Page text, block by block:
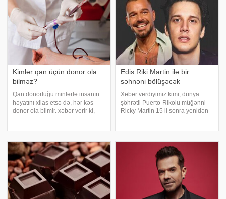
Kimlər qan üçün donor ola
bilməz?
Qan donorluğu minlərlə insanın
həyatını xilas etsə də, hər kəs
donor ola bilmir. xəbər verir ki,
məhdudiyyətlər mövcuddur.
Mütəxəssislə
Edis Riki Martin ilə bir
səhnəni bölüşəcək
Xəbər verdiyimiz kimi, dünya
şöhrətli Puerto-Rikolu müğənni
Ricky Martin 15 il sonra yenidən
ki, məşhur sənətçi 11 iyulda